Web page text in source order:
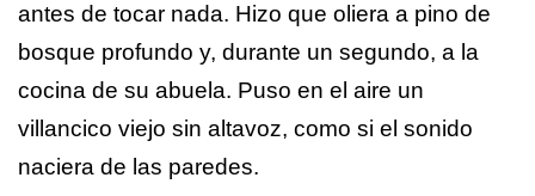
antes de tocar nada. Hizo que oliera a pino de
bosque profundo y, durante un segundo, a la
cocina de su abuela. Puso en el aire un
villancico viejo sin altavoz, como si el sonido
naciera de las paredes.